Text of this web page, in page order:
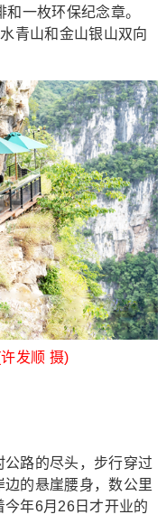
一枚环保纪念章。
青山和金山银山双向
发顺 摄)
路的尽头，步行穿过
的悬崖腰身，数公里
年6月26日才开业的